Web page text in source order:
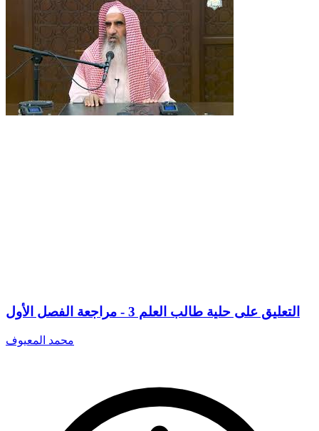
التعليق على حلية طالب العلم 3 - مراجعة الفصل الأول
محمد المعيوف